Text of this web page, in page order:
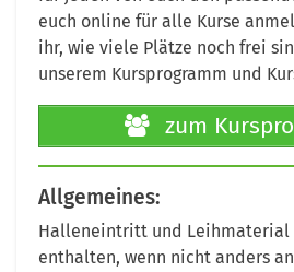
euch online für alle Kurse
ihr, wie viele Plätze noch frei
unserem Kursprogramm und
zum
Allgemeines:
Halleneintritt und Leihmaterial
enthalten, wenn nicht anders